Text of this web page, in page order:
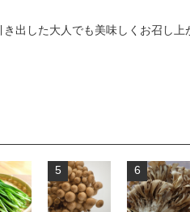
出した大人でも美味しくお召し上
5 6